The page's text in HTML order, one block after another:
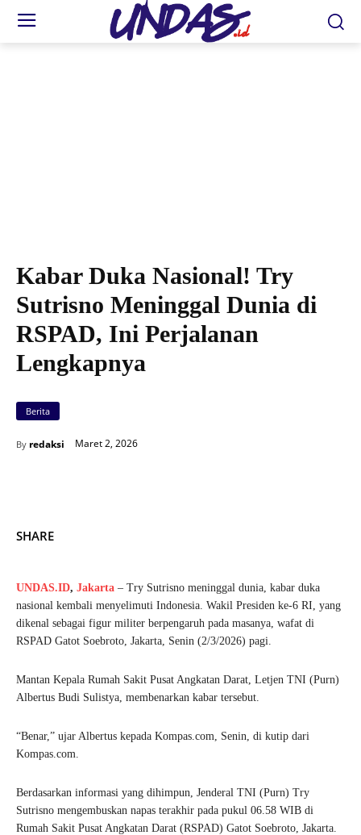
Kabar Duka Nasional! Try
Sutrisno Meninggal Dunia di
RSPAD, Ini Perjalanan
Lengkapnya
Berita
By redaksi Maret 2, 2026
SHARE
UNDAS.ID, Jakarta – Try Sutrisno meninggal dunia, kabar duka
nasional kembali menyelimuti Indonesia. Wakil Presiden ke-6 RI, yang
dikenal sebagai figur militer berpengaruh pada masanya, wafat di
RSPAD Gatot Soebroto, Jakarta, Senin (2/3/2026) pagi.
Mantan Kepala Rumah Sakit Pusat Angkatan Darat, Letjen TNI (Purn)
Albertus Budi Sulistya, membenarkan kabar tersebut.
“Benar,” ujar Albertus kepada Kompas.com, Senin, di kutip dari
Kompas.com.
Berdasarkan informasi yang dihimpun, Jenderal TNI (Purn) Try
Sutrisno mengembuskan napas terakhir pada pukul 06.58 WIB di
Rumah Sakit Pusat Angkatan Darat (RSPAD) Gatot Soebroto, Jakarta.